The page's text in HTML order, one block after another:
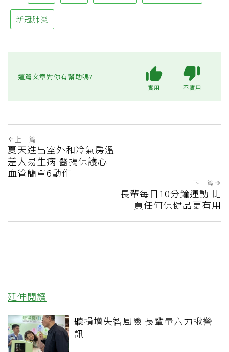
新冠肺炎
這篇文章對你有幫助嗎?
實用 不實用
上一篇
夏天進出室外和冷氣房溫
差大易生病 醫揭保護心
血管簡單6動作
下一篇
長輩每日10分鐘運動 比
買任何保健品更有用
延伸閱讀
聽損增失智風險 長輩量六力揪警
訊